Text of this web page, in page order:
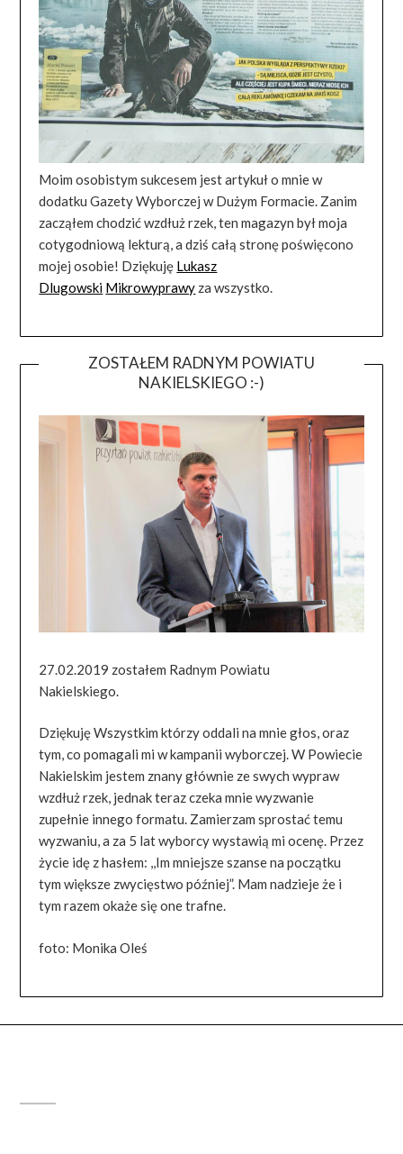
Moim osobistym sukcesem jest artykuł o mnie w
dodatku Gazety Wyborczej w Dużym Formacie. Zanim
zacząłem chodzić wzdłuż rzek, ten magazyn był moja
cotygodniową lekturą, a dziś całą stronę poświęcono
mojej osobie! Dziękuję Lukasz
Dlugowski Mikrowyprawy za wszystko.
ZOSTAŁEM RADNYM POWIATU
NAKIELSKIEGO :-)
27.02.2019 zostałem Radnym Powiatu
Nakielskiego.
Dziękuję Wszystkim którzy oddali na mnie głos, oraz
tym, co pomagali mi w kampanii wyborczej. W Powiecie
Nakielskim jestem znany głównie ze swych wypraw
wzdłuż rzek, jednak teraz czeka mnie wyzwanie
zupełnie innego formatu. Zamierzam sprostać temu
wyzwaniu, a za 5 lat wyborcy wystawią mi ocenę. Przez
życie idę z hasłem: ,,Im mniejsze szanse na początku
tym większe zwycięstwo później”. Mam nadzieje że i
tym razem okaże się one trafne.
foto: Monika Oleś